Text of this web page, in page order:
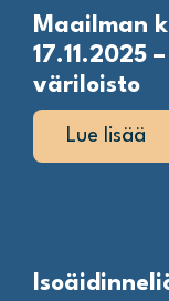
Maailman
17.11.2025
väriloisto
Lue lisää